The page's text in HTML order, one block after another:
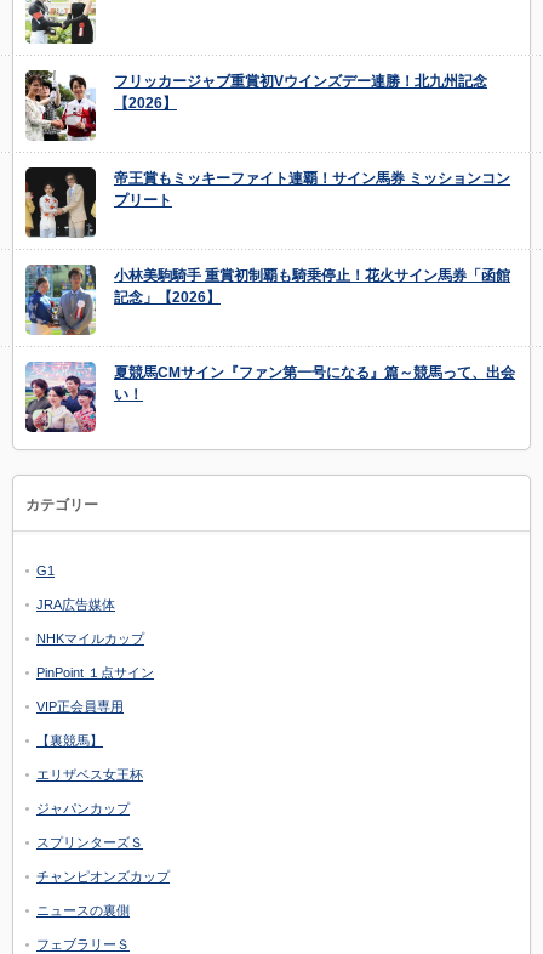
フリッカージャブ重賞初Vウインズデー連勝！北九州記念
【2026】
帝王賞もミッキーファイト連覇！サイン馬券 ミッションコン
プリート
小林美駒騎手 重賞初制覇も騎乗停止！花火サイン馬券「函館
記念」【2026】
夏競馬CMサイン『ファン第一号になる』篇～競馬って、出会
い！
カテゴリー
G1
JRA広告媒体
NHKマイルカップ
PinPoint １点サイン
VIP正会員専用
【裏競馬】
エリザベス女王杯
ジャパンカップ
スプリンターズＳ
チャンピオンズカップ
ニュースの裏側
フェブラリーＳ